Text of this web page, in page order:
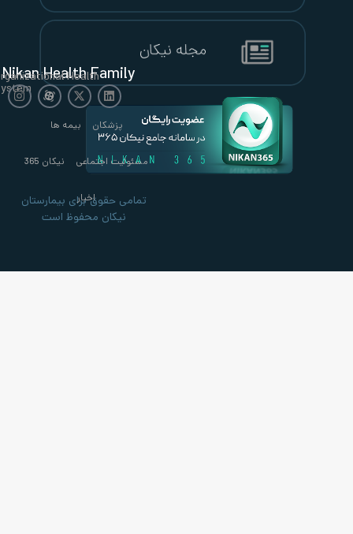
Nikan Health Family
Organizational Health
System
پزشکان بیمه ها
مسئولیت اجتماعی نیکان 365